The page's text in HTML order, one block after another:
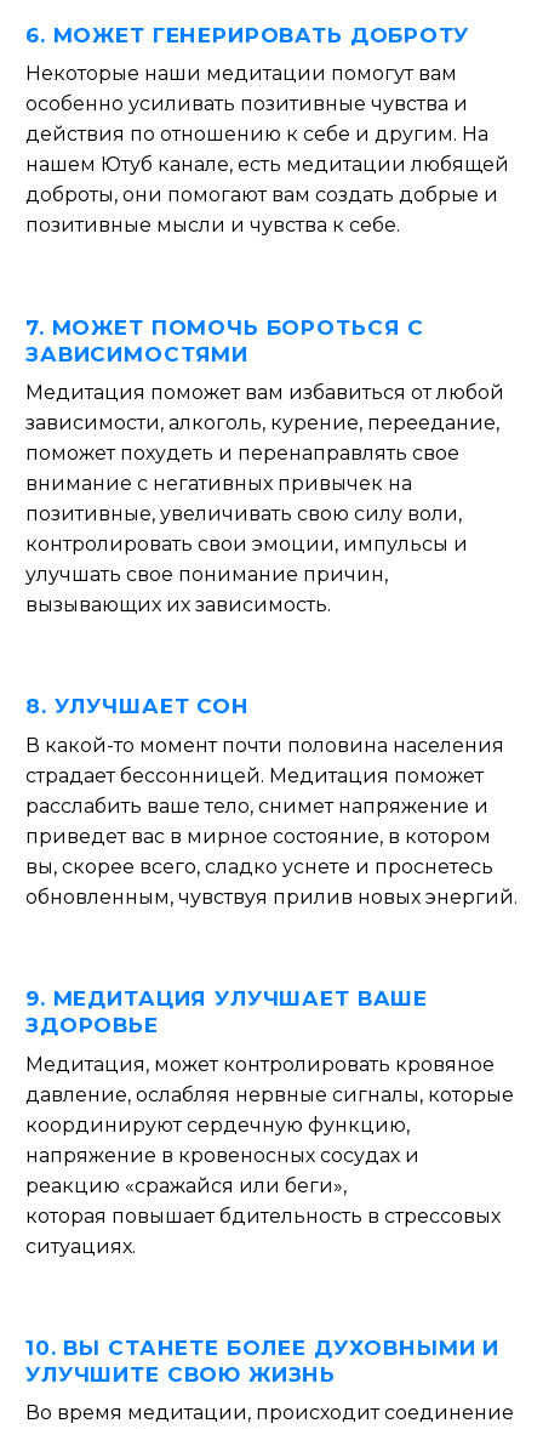
6. МОЖЕТ ГЕНЕРИРОВАТЬ ДОБРОТУ
Некоторые наши медитации помогут вам
особенно усиливать позитивные чувства и
действия по отношению к себе и другим. На
нашем Ютуб канале, есть медитации любящей
доброты, они помогают вам создать добрые и
позитивные мысли и чувства к себе.
7. МОЖЕТ ПОМОЧЬ БОРОТЬСЯ С
ЗАВИСИМОСТЯМИ
Медитация поможет вам избавиться от любой
зависимости, алкоголь, курение, переедание,
поможет похудеть и перенаправлять свое
внимание с негативных привычек на
позитивные, увеличивать свою силу воли,
контролировать свои эмоции, импульсы и
улучшать свое понимание причин,
вызывающих их зависимость.
8. УЛУЧШАЕТ СОН
В какой-то момент почти половина населения
страдает бессонницей. Медитация поможет
расслабить ваше тело, снимет напряжение и
приведет вас в мирное состояние, в котором
вы, скорее всего, сладко уснете и проснетесь
обновленным, чувствуя прилив новых энергий.
9. МЕДИТАЦИЯ УЛУЧШАЕТ ВАШЕ
ЗДОРОВЬЕ
Медитация, может контролировать кровяное
давление, ослабляя нервные сигналы, которые
координируют сердечную функцию,
напряжение в кровеносных сосудах и
реакцию «сражайся или беги»,
которая повышает бдительность в стрессовых
ситуациях.
10. ВЫ СТАНЕТЕ БОЛЕЕ ДУХОВНЫМИ И
УЛУЧШИТЕ СВОЮ ЖИЗНЬ
Во время медитации, происходит соединение